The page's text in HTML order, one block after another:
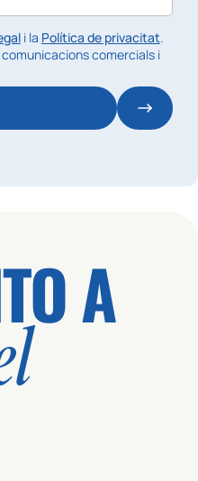
i la Política de privacitat.
comercials i
A